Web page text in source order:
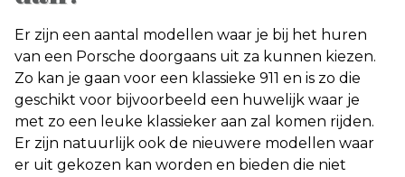
Er zijn een aantal modellen waar je bij het huren
van een Porsche doorgaans uit za kunnen kiezen.
Zo kan je gaan voor een klassieke 911 en is zo die
geschikt voor bijvoorbeeld een huwelijk waar je
met zo een leuke klassieker aan zal komen rijden.
Er zijn natuurlijk ook de nieuwere modellen waar
er uit gekozen kan worden en bieden die niet